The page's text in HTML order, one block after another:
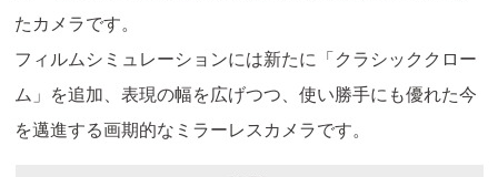
たカメラです。
フィルムシミュレーションには新たに「クラシッククロー
ム」を追加、表現の幅を広げつつ、使い勝手にも優れた今
を邁進する画期的なミラーレスカメラです。